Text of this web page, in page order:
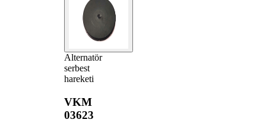
Alternatör
serbest
hareketi
VKM
03623